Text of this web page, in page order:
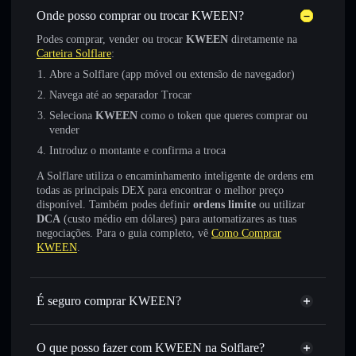
Onde posso comprar ou trocar KWEEN?
Podes comprar, vender ou trocar KWEEN diretamente na
Carteira Solflare:
Abre a Solflare (app móvel ou extensão de navegador)
Navega até ao separador Trocar
Seleciona KWEEN como o token que queres comprar ou
vender
Introduz o montante e confirma a troca
A Solflare utiliza o encaminhamento inteligente de ordens em
todas as principais DEX para encontrar o melhor preço
disponível. Também podes definir ordens limite ou utilizar
DCA (custo médio em dólares) para automatizares as tuas
negociações. Para o guia completo, vê Como Comprar
KWEEN.
É seguro comprar KWEEN?
KWEEN token verificado
O que posso fazer com KWEEN na Solflare?